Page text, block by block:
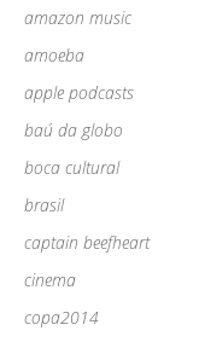
amazon music
amoeba
apple podcasts
baú da globo
boca cultural
brasil
captain beefheart
cinema
copa2014